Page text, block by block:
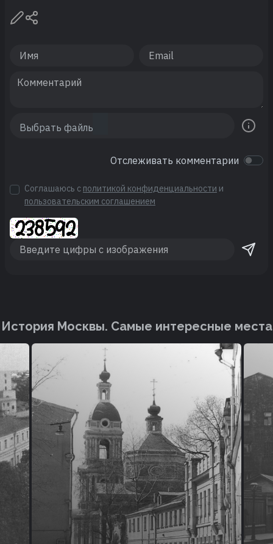
Отслеживать комментарии
Соглашаюсь с политикой конфиденциальности и
пользовательским соглашением
История Москвы. Cамые интересные места